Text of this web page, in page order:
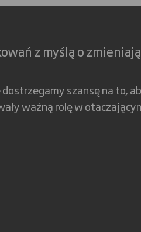
z myślą o
szansę na to,
ważną rolę w